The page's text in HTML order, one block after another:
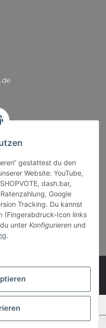
gestattest du den
Website: YouTube,
dash.bar,
Google
Tracking. Du kannst
(Fingerabdruck-Icon links
unter Konfigurieren und
.
11:00 - 18:30 Uhr
Events